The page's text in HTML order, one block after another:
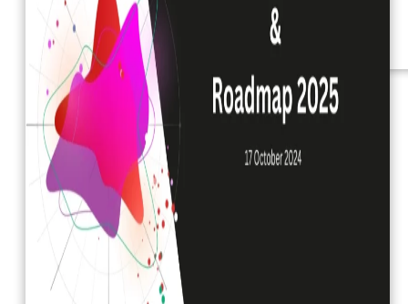
Precios